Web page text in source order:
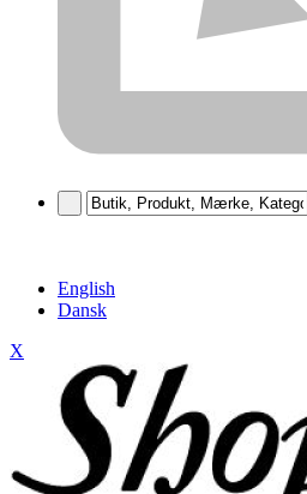
English
Dansk
X